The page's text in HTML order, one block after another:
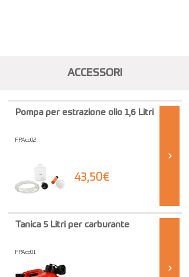
ACCESSORI
Pompa per estrazione olio 1,6 Litri
PPAcc02
43,50€
Tanica 5 Litri per carburante
PPAcc01